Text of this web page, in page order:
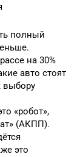
полный
на 30%
авто стоят
выбору
«робот»,
(АКПП).
это